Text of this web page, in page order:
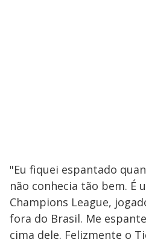
"Eu fiquei espantado
não conhecia tão bem. É
Champions League,
fora do Brasil. Me
cima dele. Felizmente o